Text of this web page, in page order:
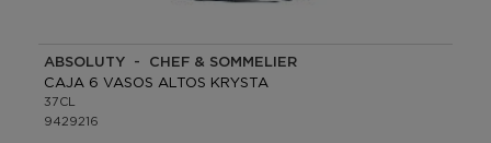
ABSOLUTY - CHEF & SOMMELIER
CAJA 6 VASOS ALTOS KRYSTA
37CL
9429216